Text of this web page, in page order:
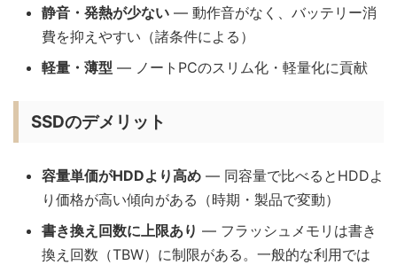
静音・発熱が少ない — 動作音がなく、バッテリー消
費を抑えやすい（諸条件による）
軽量・薄型 — ノートPCのスリム化・軽量化に貢献
SSDのデメリット
容量単価がHDDより高め — 同容量で比べるとHDDよ
り価格が高い傾向がある（時期・製品で変動）
書き換え回数に上限あり — フラッシュメモリは書き
換え回数（TBW）に制限がある。一般的な利用では